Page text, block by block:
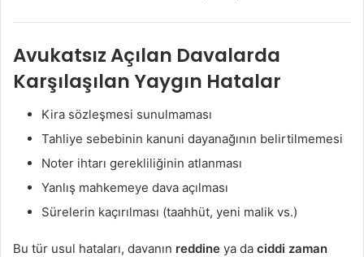
Avukatsız Açılan Davalarda
Karşılaşılan Yaygın Hatalar
Kira sözleşmesi sunulmaması
Tahliye sebebinin kanuni dayanağının belirtilmemesi
Noter ihtarı gerekliliğinin atlanması
Yanlış mahkemeye dava açılması
Sürelerin kaçırılması (taahhüt, yeni malik vs.)
Bu tür usul hataları, davanın reddine ya da ciddi zaman